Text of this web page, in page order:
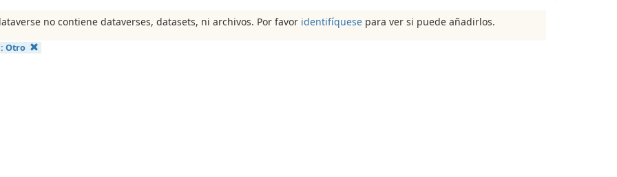
no contiene dataverses, datasets, ni archivos. Por favor identifíquese para ver si puede añadirlos.
Otro